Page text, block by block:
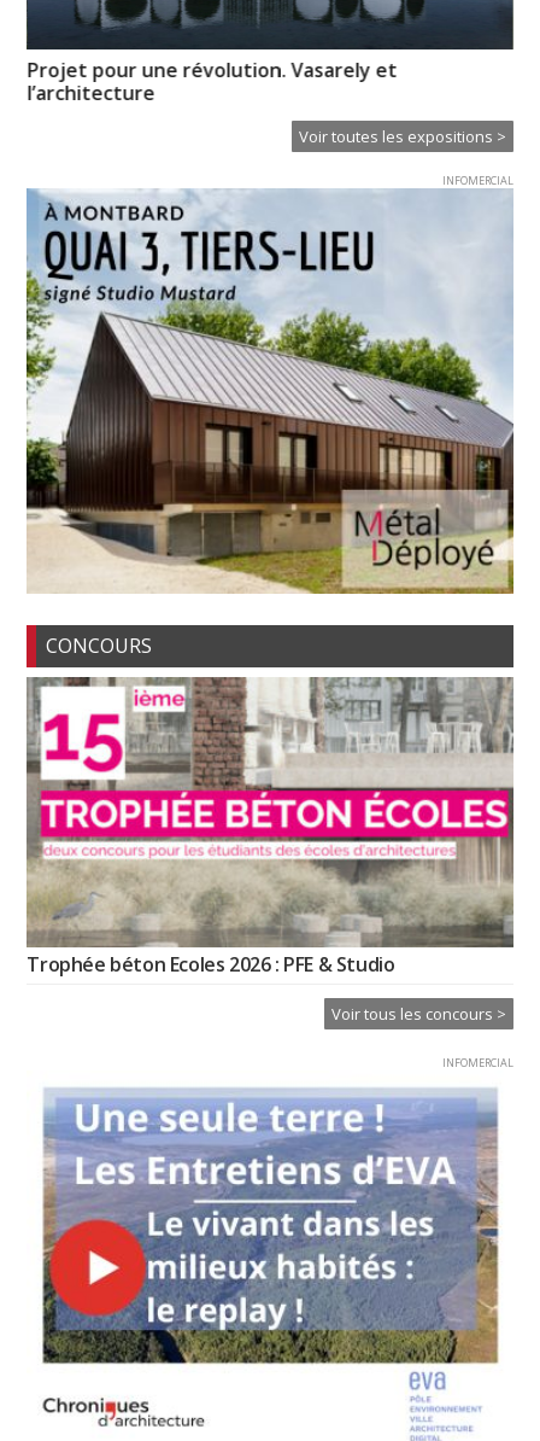
Projet pour une révolution. Vasarely et
l’architecture
Voir toutes les expositions >
INFOMERCIAL
CONCOURS
Trophée béton Ecoles 2026 : PFE & Studio
Voir tous les concours >
INFOMERCIAL